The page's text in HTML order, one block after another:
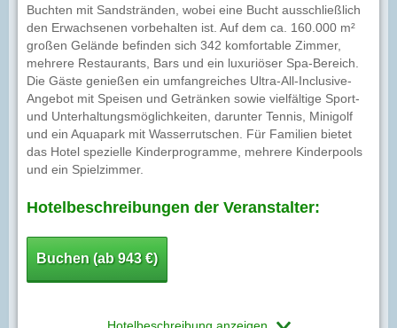
Buchten mit Sandstränden, wobei eine Bucht ausschließlich
den Erwachsenen vorbehalten ist. Auf dem ca. 160.000 m²
großen Gelände befinden sich 342 komfortable Zimmer,
mehrere Restaurants, Bars und ein luxuriöser Spa-Bereich.
Die Gäste genießen ein umfangreiches Ultra-All-Inclusive-
Angebot mit Speisen und Getränken sowie vielfältige Sport-
und Unterhaltungsmöglichkeiten, darunter Tennis, Minigolf
und ein Aquapark mit Wasserrutschen. Für Familien bietet
das Hotel spezielle Kinderprogramme, mehrere Kinderpools
und ein Spielzimmer.
Hotelbeschreibungen der Veranstalter:
Buchen (ab 943 €)
Hotelbeschreibung anzeigen